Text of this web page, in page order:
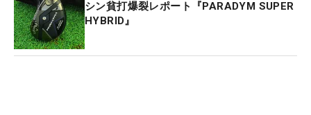
シン貧打爆裂レポート『PARADYM SUPER
HYBRID』